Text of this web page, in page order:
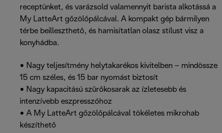
receptünket, és varázsold valamennyit barista alkotássá a
My LatteArt gőzölőpálcával. A kompakt gép bármilyen
térbe beilleszthető, és hamisítatlan olasz stílust visz a
konyhádba.
• Nagy teljesítmény helytakarékos kivitelben – mindössze
15 cm széles, és 15 bar nyomást biztosít
• Nagy kapacitású szűrőkosarak az ízletesebb és
intenzívebb eszpresszóhoz
• A My LatteArt gőzölőpálcával tökéletes mikrohab
készíthető